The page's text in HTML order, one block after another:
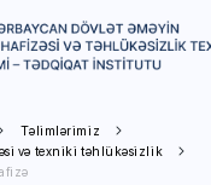
Təlimlərimiz
və texniki təhlükəsizlik